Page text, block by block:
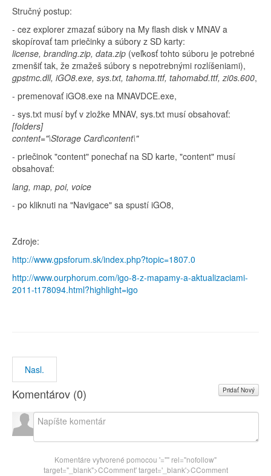
Stručný postup:
- cez explorer zmazať súbory na My flash disk v MNAV a
skopírovať tam priečinky a súbory z SD karty:
license, branding.zip, data.zip (veľkosť tohto súboru je potrebné
zmenšiť tak, že zmažeš súbory s nepotrebnými rozlíšeniami),
gpstmc.dll, iGO8.exe, sys.txt, tahoma.ttf, tahomabd.ttf, zi0s.600,
- premenovať iGO8.exe na MNAVDCE.exe,
- sys.txt musí byť v zložke MNAV, sys.txt musí obsahovať:
[folders]
content="\Storage Card\content\"
- priečinok "content" ponechať na SD karte, "content" musí
obsahovať:
lang, map, poi, voice
- po kliknuti na "Navigace" sa spustí iGO8,
Zdroje:
http://www.gpsforum.sk/index.php?topic=1807.0
http://www.ourphorum.com/igo-8-z-mapamy-a-aktualizaciami-
2011-t178094.html?highlight=igo
Nasl.
Komentárov (0) Pridať Nový
Komentáre vytvorené pomocou '="" rel="nofollow"
target="_blank">CComment' target='_blank'>CComment